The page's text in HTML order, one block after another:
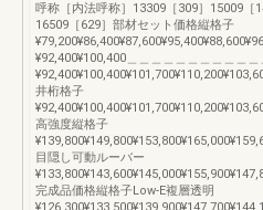
呼称［内法呼称］13309［309］15009［
16509［629］部材セット価格縦格子
¥92,400¥100,400＿＿＿＿＿＿＿＿＿＿
井桁格子
高強度縦格子
目隠し可動ルーバー
完成品価格縦格子Low-E複層透明